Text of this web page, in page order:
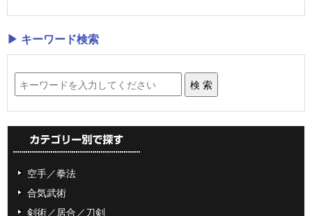
▶ キーワード検索
空手／拳法
合気武術
剣術／居合／刀剣